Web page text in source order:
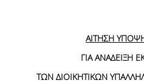
ΑΙΤΗΣΗ
ΓΙΑ ΑΝΑΔΕΙΞΗ
ΤΩΝ ΔΙΟΙΚΗΤΙΚΩΝ